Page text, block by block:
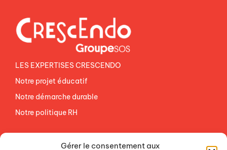
Gérer le consentement aux
LES EXPERTISES CRESCENDO
Notre projet éducatif
Notre démarche durable
Notre politique RH